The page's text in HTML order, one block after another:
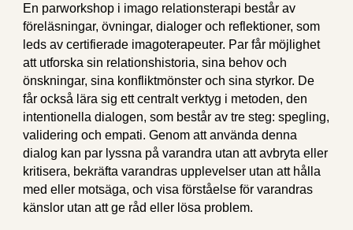
En parworkshop i imago relationsterapi består av
föreläsningar, övningar, dialoger och reflektioner, som
leds av certifierade imagoterapeuter. Par får möjlighet
att utforska sin relationshistoria, sina behov och
önskningar, sina konfliktmönster och sina styrkor. De
får också lära sig ett centralt verktyg i metoden, den
intentionella dialogen, som består av tre steg: spegling,
validering och empati. Genom att använda denna
dialog kan par lyssna på varandra utan att avbryta eller
kritisera, bekräfta varandras upplevelser utan att hålla
med eller motsäga, och visa förståelse för varandras
känslor utan att ge råd eller lösa problem.